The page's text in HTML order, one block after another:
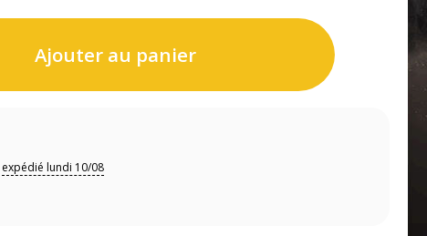
Ajouter au panier
expédié lundi 10/08